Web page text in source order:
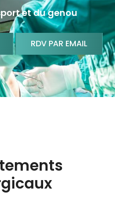
et du genou
RDV PAR EMAIL